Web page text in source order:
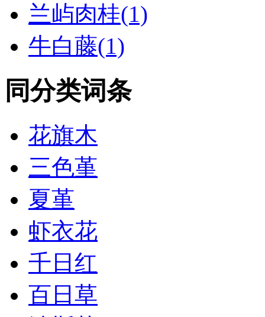
兰屿肉桂(1)
牛白藤(1)
同分类词条
花旗木
三色堇
夏堇
虾衣花
千日红
百日草